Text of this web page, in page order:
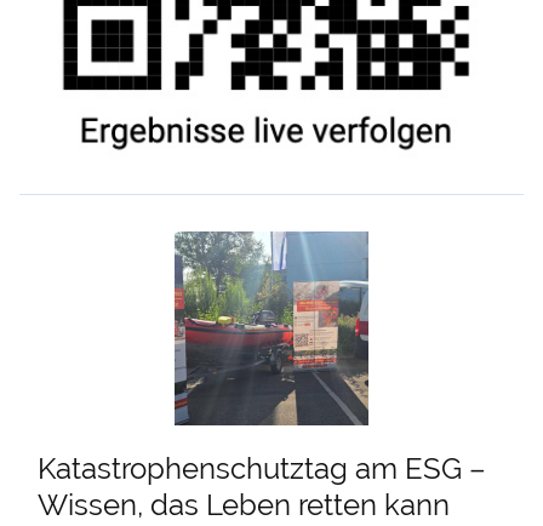
Katastrophenschutztag am ESG –
Wissen, das Leben retten kann